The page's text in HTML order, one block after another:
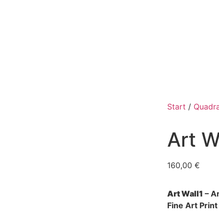
Start /
Art
160,00 €
Art Wall1 –
Fine Art